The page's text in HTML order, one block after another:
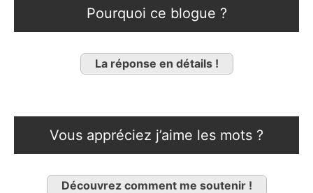
Pourquoi ce blogue ?
La réponse en détails !
Vous appréciez j’aime les mots ?
Découvrez comment me soutenir !